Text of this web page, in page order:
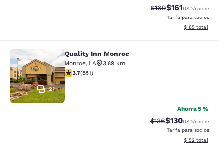
Precio tachado:
$169Precio con
$161USD/noche
Tarifa para socios
Ver detalles
$185 total
Quality Inn Monroe
21
Quality Inn Monroe
Monroe, LA
3.89 km
calificación de 3.71 estrellas. Bueno. 851 reseñas
3.7(851)
Ahorra 5 %
Precio tachado:
$136Precio con
$130USD/noche
Tarifa para socios
Ver detalles
$152 total